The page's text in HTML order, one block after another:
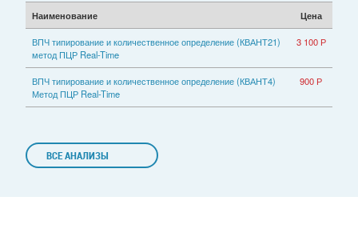
Наименование Цена
ВПЧ типирование и количественное определение (КВАНТ21)
метод ПЦР Real-Time
3 100 Р
ВПЧ типирование и количественное определение (КВАНТ4)
Метод ПЦР Real-Time
900 Р
ВСЕ АНАЛИЗЫ